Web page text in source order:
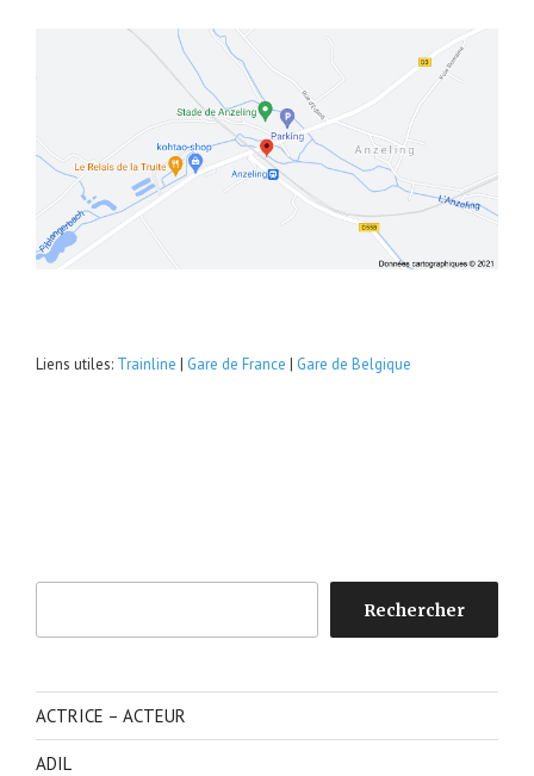
Liens utiles: Trainline | Gare de France | Gare de Belgique
Rechercher
ACTRICE – ACTEUR
ADIL